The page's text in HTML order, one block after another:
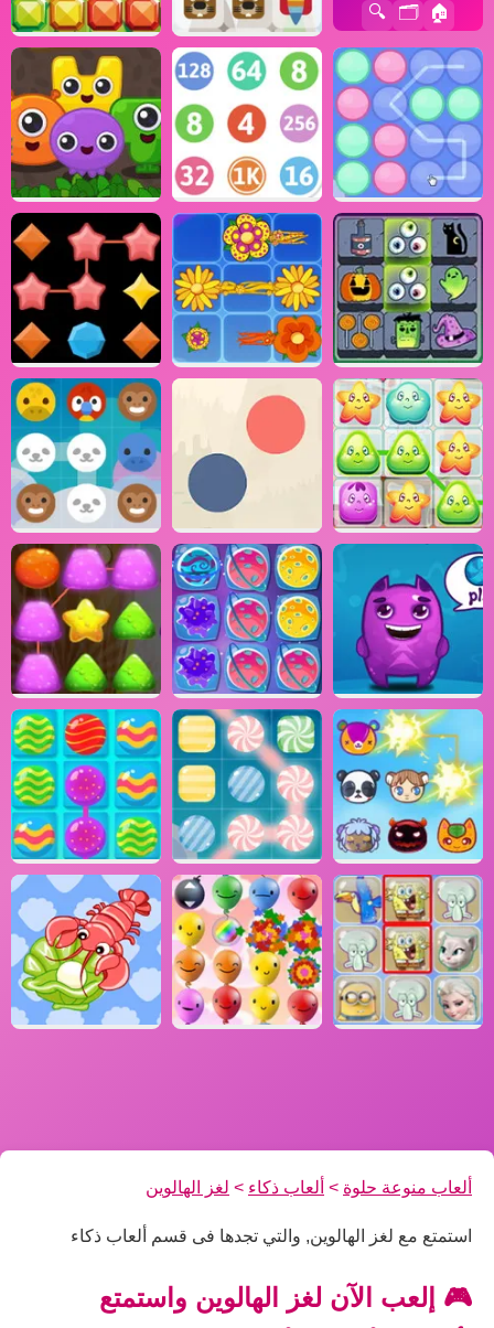
🏠
🗂️
🔍
ألعاب منوعة حلوة > ألعاب ذكاء > لغز الهالوين
استمتع مع لغز الهالوين, والتي تجدها فى قسم ألعاب ذكاء
🎮 إلعب الآن لغز الهالوين واستمتع